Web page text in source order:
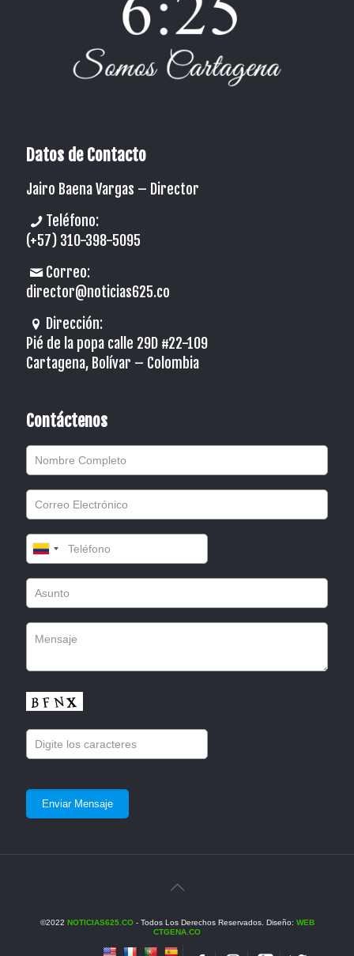
Datos de Contacto
Jairo Baena Vargas – Director
Teléfono:
(+57) 310-398-5095
Correo:
director@noticias625.co
Dirección:
Pié de la popa calle 29D #22-109
Cartagena, Bolívar – Colombia
Contáctenos
©2022 NOTICIAS625.CO- Todos Los Derechos Reservados. Diseño: WEB
CTGENA.CO